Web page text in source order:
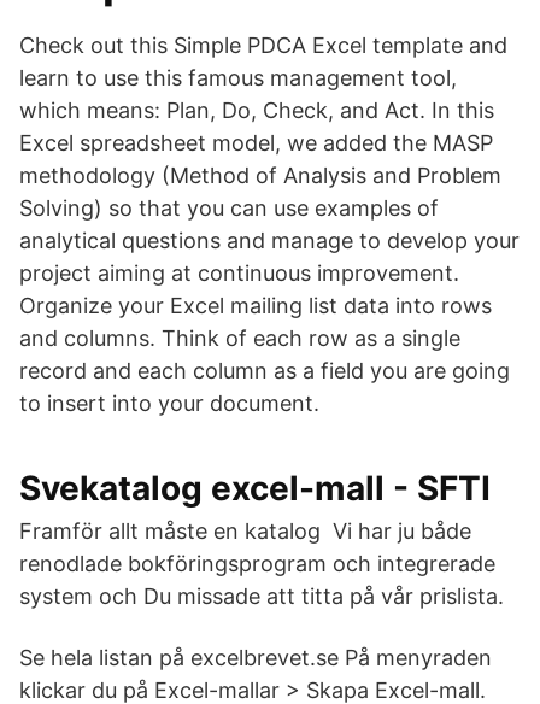
Check out this Simple PDCA Excel template and
learn to use this famous management tool,
which means: Plan, Do, Check, and Act. In this
Excel spreadsheet model, we added the MASP
methodology (Method of Analysis and Problem
Solving) so that you can use examples of
analytical questions and manage to develop your
project aiming at continuous improvement.
Organize your Excel mailing list data into rows
and columns. Think of each row as a single
record and each column as a field you are going
to insert into your document.
Svekatalog excel-mall - SFTI
Framför allt måste en katalog Vi har ju både
renodlade bokföringsprogram och integrerade
system och Du missade att titta på vår prislista.
Se hela listan på excelbrevet.se På menyraden
klickar du på Excel-mallar > Skapa Excel-mall.